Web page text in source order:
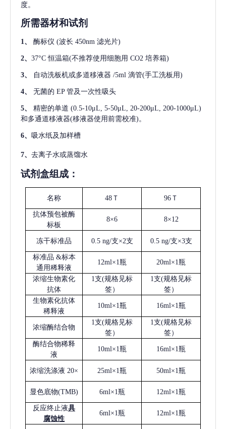
度。
所需器材和试剂
1、 酶标仪 (波长 450nm 滤光片)
2、 37°C 恒温箱(不推荐使用细胞用 CO2 培养箱)
3、 自动洗板机或多道移液器 /5ml 滴管(手工洗板用)
4、 无菌的 EP 管及一次性吸头
5、 精密的单道 (0.5-10μL, 5-50μL, 20-200μL, 200-1000μL)
和多通道移液器(移液器使用前需校准)。
6、 吸水纸及加样槽
7、 去离子水或蒸馏水
试剂盒组成：
名称 48Ｔ 96Ｔ
抗体预包被酶
标板
8×6 8×12
冻干标准品 0.5 ng/支×2支 0.5 ng/支×3支
标准品 &标本
通用稀释液
12ml×1瓶 20ml×1瓶
浓缩生物素化
抗体
1支(规格见标
签）
1支(规格见标
签）
生物素化抗体
稀释液
10ml×1瓶 16ml×1瓶
浓缩酶结合物
1支(规格见标
签）
1支(规格见标
签）
酶结合物稀释
液
10ml×1瓶 16ml×1瓶
浓缩洗涤液 20× 25ml×1瓶 50ml×1瓶
显色底物(TMB) 6ml×1瓶 12ml×1瓶
反应终止液具
腐蚀性
6ml×1瓶 12ml×1瓶